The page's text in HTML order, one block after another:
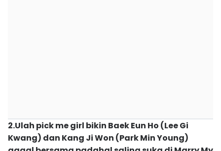
2.Ulah pick me girl bikin Baek Eun Ho (Lee Gi
Kwang) dan Kang Ji Won (Park Min Young)